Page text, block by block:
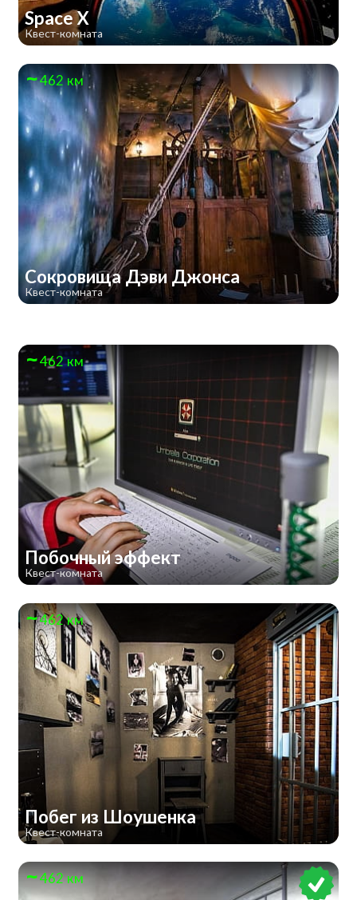
Space X
Квест-комната
462 км
Сокровища Дэви Джонса
Квест-комната
462 км
Побочный эффект
Квест-комната
462 км
Побег из Шоушенка
Квест-комната
462 км